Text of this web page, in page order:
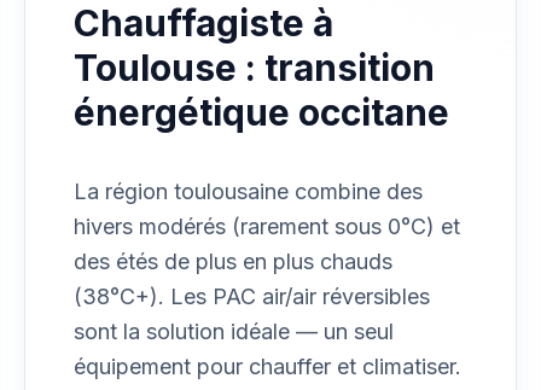
Chauffagiste à
Toulouse : transition
énergétique occitane
La région toulousaine combine des
hivers modérés (rarement sous 0°C) et
des étés de plus en plus chauds
(38°C+). Les PAC air/air réversibles
sont la solution idéale — un seul
équipement pour chauffer et climatiser.